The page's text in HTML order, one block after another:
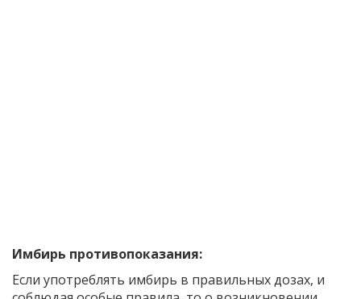
Имбирь противопоказания:
Если употреблять имбирь в правильных дозах, и